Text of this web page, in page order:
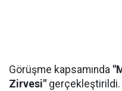
Görüşme kapsamında
Zirvesi" gerçekleştirildi.